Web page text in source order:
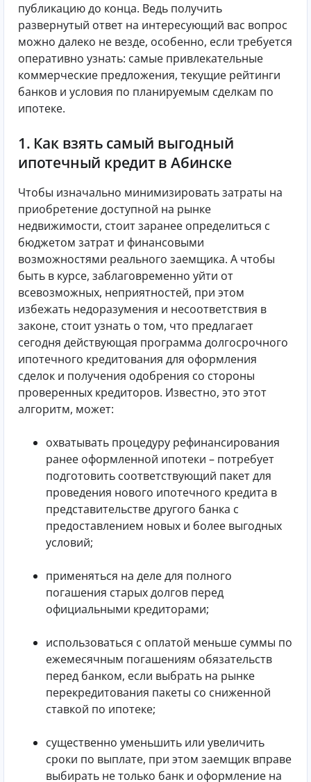
публикацию до конца. Ведь получить
развернутый ответ на интересующий вас вопрос
можно далеко не везде, особенно, если требуется
оперативно узнать: самые привлекательные
коммерческие предложения, текущие рейтинги
банков и условия по планируемым сделкам по
ипотеке.
1. Как взять самый выгодный
ипотечный кредит в Абинске
Чтобы изначально минимизировать затраты на
приобретение доступной на рынке
недвижимости, стоит заранее определиться с
бюджетом затрат и финансовыми
возможностями реального заемщика. А чтобы
быть в курсе, заблаговременно уйти от
всевозможных, неприятностей, при этом
избежать недоразумения и несоответствия в
законе, стоит узнать о том, что предлагает
сегодня действующая программа долгосрочного
ипотечного кредитования для оформления
сделок и получения одобрения со стороны
проверенных кредиторов. Известно, это этот
алгоритм, может:
охватывать процедуру рефинансирования
ранее оформленной ипотеки – потребует
подготовить соответствующий пакет для
проведения нового ипотечного кредита в
представительстве другого банка с
предоставлением новых и более выгодных
условий;
применяться на деле для полного
погашения старых долгов перед
официальными кредиторами;
использоваться с оплатой меньше суммы по
ежемесячным погашениям обязательств
перед банком, если выбрать на рынке
перекредитования пакеты со сниженной
ставкой по ипотеке;
существенно уменьшить или увеличить
сроки по выплате, при этом заемщик вправе
выбирать не только банк и оформление на